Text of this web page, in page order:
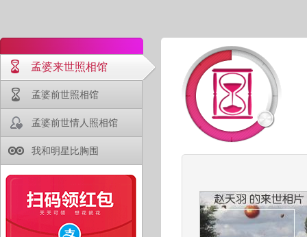
孟婆来世照相馆
孟婆前世照相馆
孟婆前世情人照相馆
我和明星比胸围